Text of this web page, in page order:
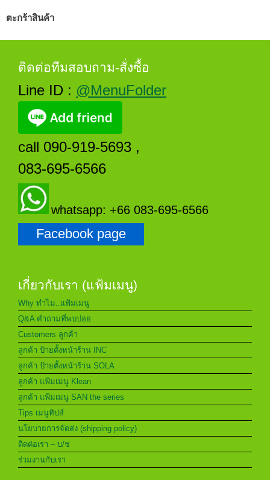
ตะกร้าสินค้า
ติดต่อทีมสอบถาม-สั่งซื้อ
Line ID : @MenuFolder
call 090-919-5693 ,
083-695-6566
whatsapp: +66 083-695-6566
Facebook page
เกี่ยวกับเรา (แฟ้มเมนู)
Why ทำไม..แฟ้มเมนู
Q&A คำถามที่พบบ่อย
Customers ลูกค้า
ลูกค้า ป้ายตั้งหน้าร้าน INC
ลูกค้า ป้ายตั้งหน้าร้าน SOLA
ลูกค้า แฟ้มเมนู Klean
ลูกค้า แฟ้มเมนู SAN the series
Tips เมนูทิปส์
นโยบายการจัดส่ง (shipping policy)
ติดต่อเรา – บ/ช
ร่วมงานกับเรา